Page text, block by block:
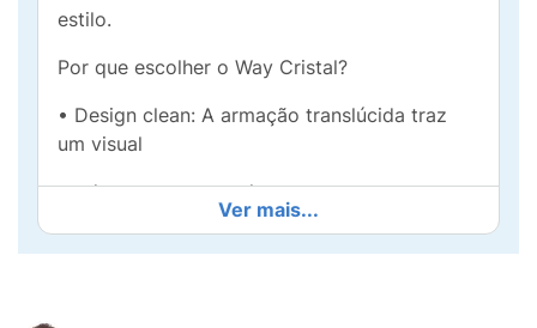
estilo.
Por que escolher o Way Cristal?
• Design clean: A armação translúcida traz
um visual
moderno e atemporal.
• Proteção e Nitidez com JINKVISION: Lentes
Ver mais...